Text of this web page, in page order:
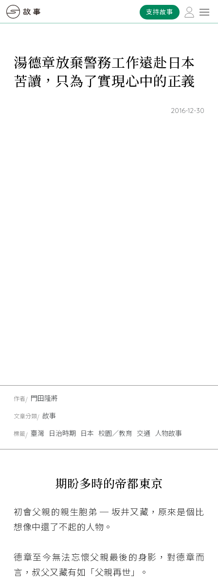
支持故事
湯德章放棄警務工作遠赴日本
苦讀，只為了實現心中的正義
2016-12-30
期盼多時的帝都東京
初會父親的親生胞弟 ─ 坂井又藏，原來是個比
想像中還了不起的人物。
德章至今無法忘懷父親最後的身影，對德章而
言，叔父又藏有如「父親再世」。
作者 門田隆將
文章分類 故事
標籤 臺灣 日治時期 日本 校園／教育 交通 人物故事